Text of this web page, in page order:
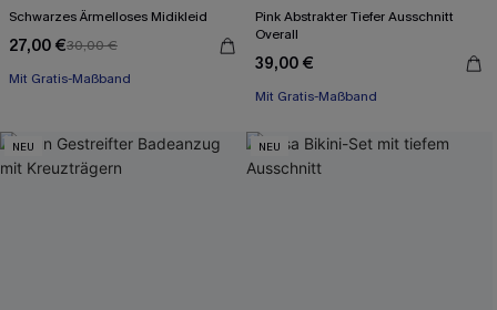
Schwarzes Ärmelloses Midikleid
27,00 €30,00 €
Mit Gratis-Maßband
High waist
Pink Abstrakter Tiefer Ausschnitt
Overall
39,00 €
Mit Gratis-Maßband
Gesmokt
NEU NEU